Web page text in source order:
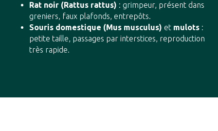
Rat noir (Rattus rattus) : grimpeur, présent dans
greniers, faux plafonds, entrepôts.
Souris domestique (Mus musculus) et mulots :
petite taille, passages par interstices, reproduction
très rapide.